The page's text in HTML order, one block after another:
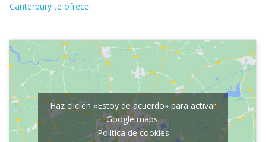
Canterbury te ofrece!
Haz clic en «Estoy de acuerdo» para activar
Google maps
Política de cookies